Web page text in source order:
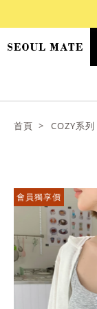
爆乳 背
首頁 COZY系列
會員獨享價